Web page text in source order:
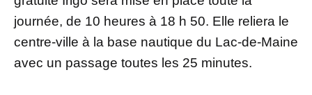
journée, de 10 heures à 18 h 50. Elle reliera le
centre-ville à la base nautique du Lac-de-Maine
avec un passage toutes les 25 minutes.